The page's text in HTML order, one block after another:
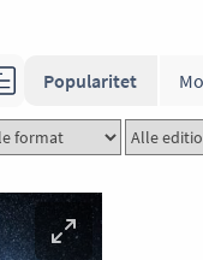
Popularitet